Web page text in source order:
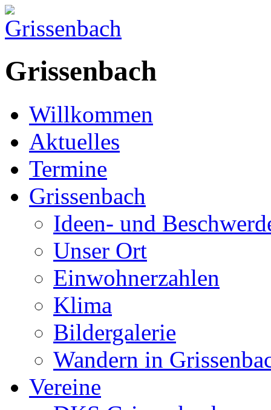
Grissenbach
Willkommen
Aktuelles
Termine
Grissenbach
Ideen- und
Unser Ort
Einwohnerzahlen
Klima
Bildergalerie
Wandern in
Vereine